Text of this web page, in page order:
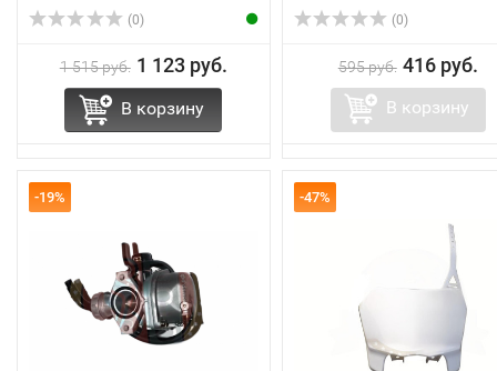
(0)
1 515 руб. 1 123 руб.
В корзину
(0)
595 руб. 416 руб.
В корзину
-19% -47%